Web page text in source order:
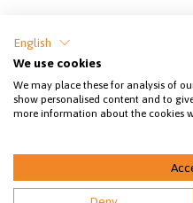
© 2026 Kaakkois-
English
We use cookies
We may place these for analysis of
show personalised content and to
more information about the cookies